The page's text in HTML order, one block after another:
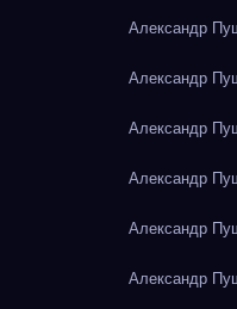
Александр
Александр
Александр
Александр
Александр
Александр